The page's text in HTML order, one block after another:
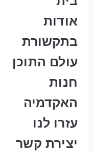
אודות
בתקשורת
עולם התוכן
חנות
האקדמיה
עזרו לנו
יצירת קשר